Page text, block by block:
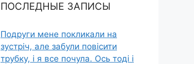
ПОСЛЕДНЫЕ ЗАПИСЫ
Подруги мене покликали на
зустріч, але забули повісити
трубку, і я все почула. Ось тоді і